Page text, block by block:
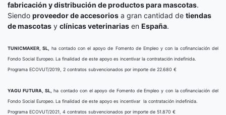
fabricación y distribución de productos para mascotas.
Siendo proveedor de accesorios a gran cantidad de tiendas
de mascotas y clínicas veterinarias en España.
TUNICMAKER, SL,
ha contado con el apoyo de Fomento de Empleo y con la cofinanciación del
Fondo Social Europeo. La finalidad de este apoyo es incentivar la contratación indefinida.
Programa ECOVUT/2019, 2 contratos subvencionados por importe de 22.680 €
YAGU FUTURA, SL,
ha contado con el apoyo de Fomento de Empleo y con la cofinanciación del
Fondo Social Europeo. La finalidad de este apoyo es incentivar la contratación indefinida.
Programa ECOVUT/2021, 4 contratos subvencionados por importe de 51.870 €